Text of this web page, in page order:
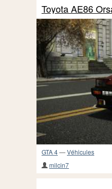
Toyota AE86
GTA 4—Véhicules
milcin7